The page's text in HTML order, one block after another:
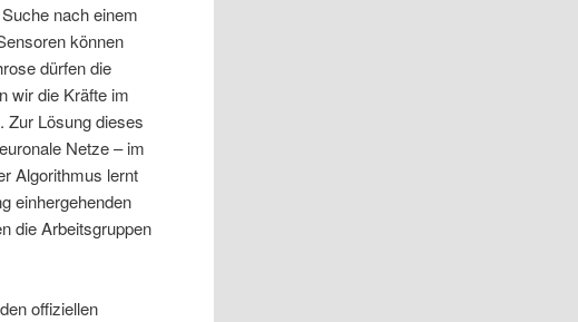
nach einem
können
dürfen die
wir die Kräfte im
Zur Lösung dieses
Netze – im
Algorithmus lernt
einhergehenden
die Arbeitsgruppen
offiziellen